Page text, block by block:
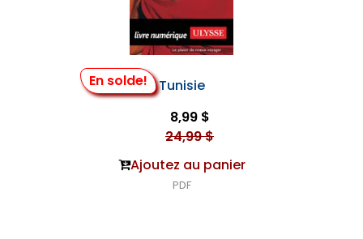
En solde!
Tunisie
8,99 $
24,99 $
Ajoutez au panier
PDF